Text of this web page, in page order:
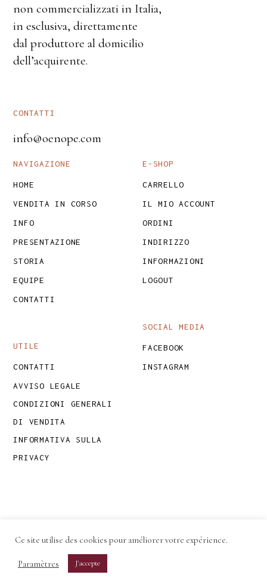
non commercializzati in Italia,
in esclusiva, direttamente
dal produttore al domicilio
dell’acquirente.
CONTATTI
info@oenope.com
NAVIGAZIONE
HOME
VENDITA IN CORSO
INFO
PRESENTAZIONE
STORIA
EQUIPE
CONTATTI
UTILE
CONTATTI
AVVISO LEGALE
CONDIZIONI GENERALI
DI VENDITA
INFORMATIVA SULLA
PRIVACY
E-SHOP
CARRELLO
IL MIO ACCOUNT
ORDINI
INDIRIZZO
INFORMAZIONI
LOGOUT
SOCIAL MEDIA
FACEBOOK
INSTAGRAM
2022 © COLLECTIF OUPS
Ce site utilise des cookies pour améliorer votre expérience.
Paramètres J'accepte